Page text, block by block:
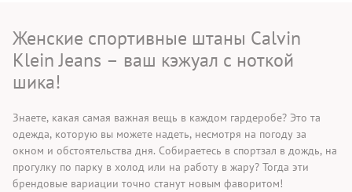
Женские спортивные штаны Calvin
Klein Jeans – ваш кэжуал с ноткой
шика!
Знаете, какая самая важная вещь в каждом гардеробе? Это та
одежда, которую вы можете надеть, несмотря на погоду за
окном и обстоятельства дня. Собираетесь в спортзал в дождь, на
прогулку по парку в холод или на работу в жару? Тогда эти
брендовые вариации точно станут новым фаворитом!